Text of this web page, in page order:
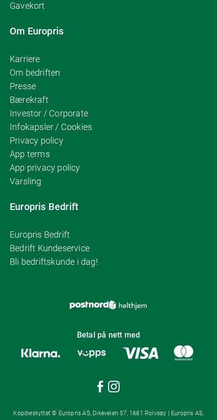
Gavekort
Om Europris
Karriere
Om bedriften
Presse
Bærekraft
Investor / Corporate
Infokapsler / Cookies
Privacy policy
App terms
App privacy policy
Varsling
Europris Bedrift
Europris Bedrift
Bedrift Kundeservice
Bli bedriftskunde i dag!
Betal på nett med
Kopibeskyttet © Europris AS, Dikeveien 57, 1661 Rolvsøy | Europris AS,